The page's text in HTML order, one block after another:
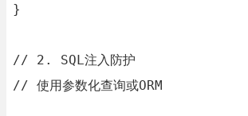
}
// 2. SQL注入防护
// 使用参数化查询或ORM